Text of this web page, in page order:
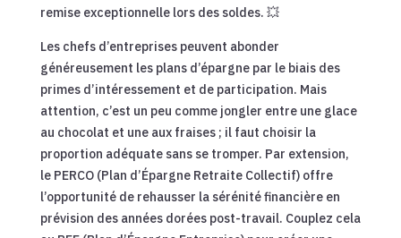
remise exceptionnelle lors des soldes. 💥
Les chefs d’entreprises peuvent abonder
généreusement les plans d’épargne par le biais des
primes d’intéressement et de participation. Mais
attention, c’est un peu comme jongler entre une glace
au chocolat et une aux fraises ; il faut choisir la
proportion adéquate sans se tromper. Par extension,
le PERCO (Plan d’Épargne Retraite Collectif) offre
l’opportunité de rehausser la sérénité financière en
prévision des années dorées post-travail. Couplez cela